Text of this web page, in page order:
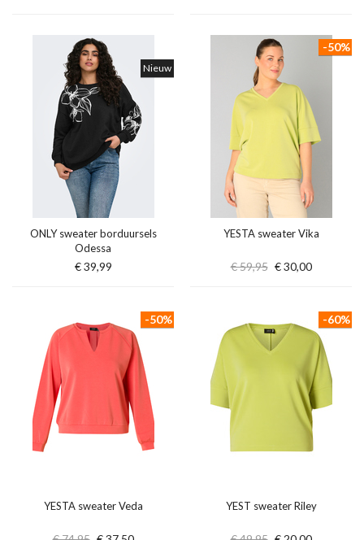
Nieuw
ONLY sweater borduursels
Odessa
€ 39,99
YESTA sweater Vika
€ 59,95 € 30,00
-50%
YESTA sweater Veda
-50%
YEST sweater Riley
-60%